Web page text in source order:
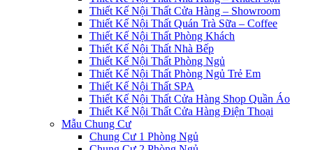
Thiết Kế Nội Thất Cửa Hàng – Showroom
Thiết Kế Nội Thất Quán Trà Sữa – Coffee
Thiết Kế Nội Thất Phòng Khách
Thiết Kế Nội Thất Nhà Bếp
Thiết Kế Nội Thất Phòng Ngủ
Thiết Kế Nội Thất Phòng Ngủ Trẻ Em
Thiết Kế Nội Thất SPA
Thiết Kế Nội Thất Cửa Hàng Shop Quần Áo
Thiết Kế Nội Thất Cửa Hàng Điện Thoại
Mẫu Chung Cư
Chung Cư 1 Phòng Ngủ